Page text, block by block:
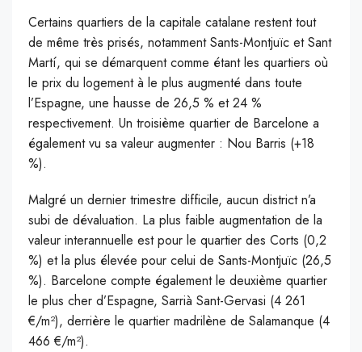
Certains quartiers de la capitale catalane restent tout
de même très prisés, notamment Sants-Montjuïc et Sant
Martí, qui se démarquent comme étant les quartiers où
le prix du logement à le plus augmenté dans toute
l’Espagne, une hausse de 26,5 % et 24 %
respectivement. Un troisième quartier de Barcelone a
également vu sa valeur augmenter : Nou Barris (+18
%).
Malgré un dernier trimestre difficile, aucun district n’a
subi de dévaluation. La plus faible augmentation de la
valeur interannuelle est pour le quartier des Corts (0,2
%) et la plus élevée pour celui de Sants-Montjuïc (26,5
%). Barcelone compte également le deuxième quartier
le plus cher d’Espagne, Sarrià Sant-Gervasi (4 261
€/m²), derrière le quartier madrilène de Salamanque (4
466 €/m²).